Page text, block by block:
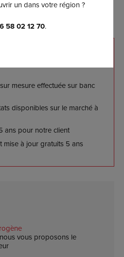
mesure effectuée sur banc
disponibles sur le marché à
ans pour notre client
mise à jour gratuits 5 ans
vous proposons le
un dans votre région ?
58 02 12 70.